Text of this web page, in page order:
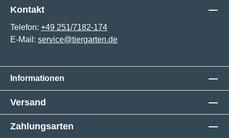
Kontakt
Telefon: +49 251/7182-174
E-Mail: service@tiergarten.de
Informationen
Versand
Zahlungsarten